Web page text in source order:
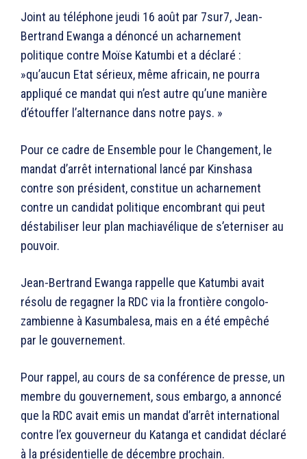
Joint au téléphone jeudi 16 août par 7sur7, Jean-
Bertrand Ewanga a dénoncé un acharnement
politique contre Moïse Katumbi et a déclaré :
»qu’aucun Etat sérieux, même africain, ne pourra
appliqué ce mandat qui n’est autre qu’une manière
d’étouffer l’alternance dans notre pays. »
Pour ce cadre de Ensemble pour le Changement, le
mandat d’arrêt international lancé par Kinshasa
contre son président, constitue un acharnement
contre un candidat politique encombrant qui peut
déstabiliser leur plan machiavélique de s’eterniser au
pouvoir.
Jean-Bertrand Ewanga rappelle que Katumbi avait
résolu de regagner la RDC via la frontière congolo-
zambienne à Kasumbalesa, mais en a été empêché
par le gouvernement.
Pour rappel, au cours de sa conférence de presse, un
membre du gouvernement, sous embargo, a annoncé
que la RDC avait emis un mandat d’arrêt international
contre l’ex gouverneur du Katanga et candidat déclaré
à la présidentielle de décembre prochain.